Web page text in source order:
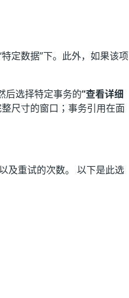
定数据”下。此外，如果该项
后选择特定事务的“查看详细
尺寸的窗口；事务引用在面
及重试的次数。 以下是此选